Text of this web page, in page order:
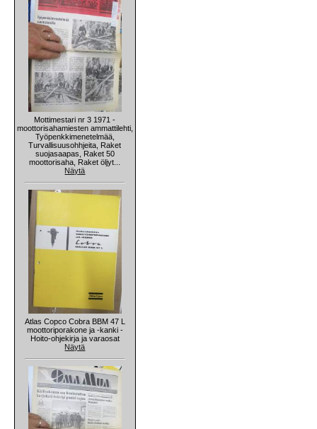
Mottimestari nr 3 1971 -
moottorisahamiesten ammattilehti,
Työpenkkimenetelmää,
Turvallisuusohhjeita, Raket
suojasaapas, Raket 50
moottorisaha, Raket öljyt...
Näytä
Atlas Copco Cobra BBM 47 L
moottoriporakone ja -kanki -
Hoito-ohjekirja ja varaosat
Näytä